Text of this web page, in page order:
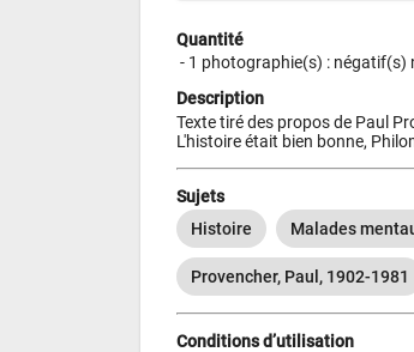
Quantité
- 1 photographie(s) : négatif(s)
Description
Texte tiré des propos de Paul
L'histoire était bien bonne,
Sujets
Histoire
Malades
Provencher, Paul, 1902-1981
Conditions d’utilisation